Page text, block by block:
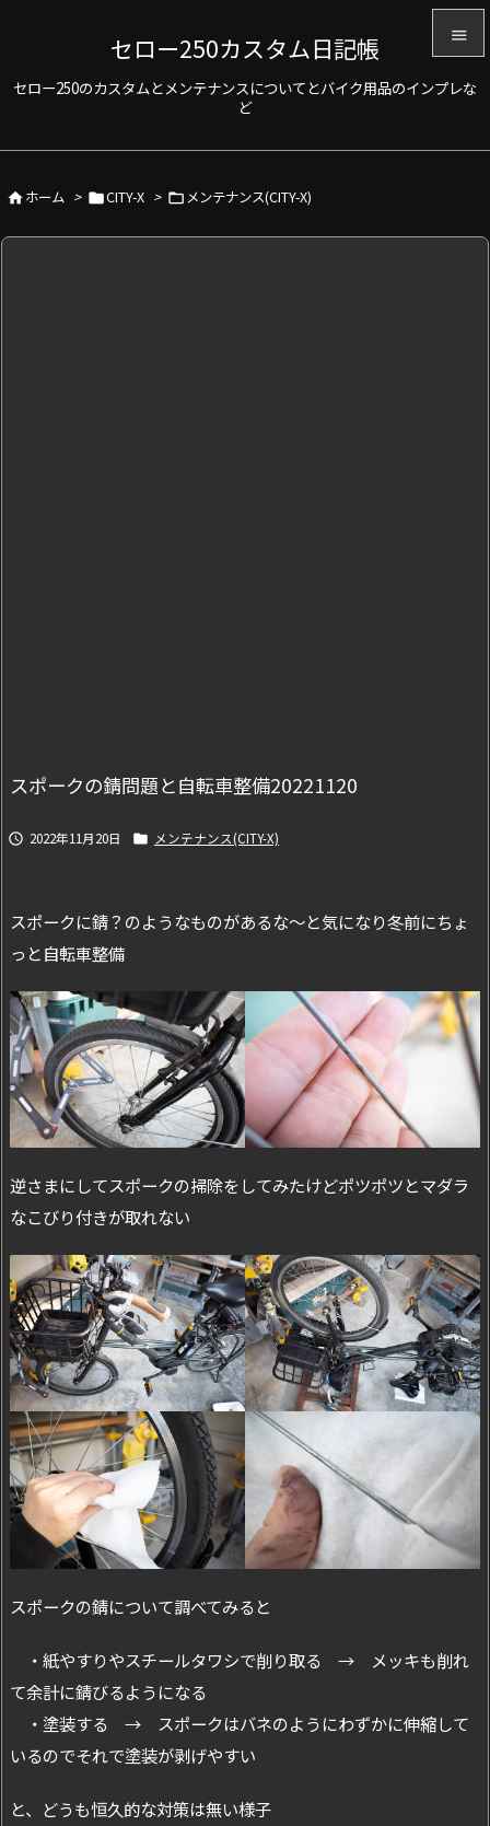
セロー250カスタム日記帳
セロー250のカスタムとメンテナンスについてとバイク用品のインプレな
ど


ホーム > CITY-X >  メンテナンス(CITY-X)
スポークの錆問題と自転車整備20221120
 2022年11月20日  メンテナンス(CITY-X)
スポークに錆？のようなものがあるな～と気になり冬前にちょ
っと自転車整備
逆さまにしてスポークの掃除をしてみたけどポツポツとマダラ
なこびり付きが取れない
スポークの錆について調べてみると
・紙やすりやスチールタワシで削り取る → メッキも削れ
て余計に錆びるようになる
・塗装する → スポークはバネのようにわずかに伸縮して
いるのでそれで塗装が剥げやすい
と、どうも恒久的な対策は無い様子